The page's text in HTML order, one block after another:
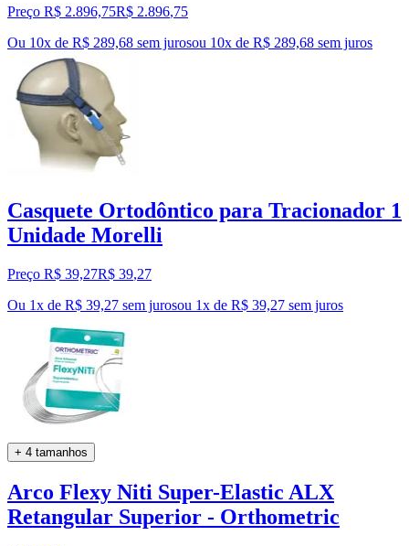
Preço R$ 2.896,75R$ 2.896,75
Ou 10x de R$ 289,68 sem jurosou 10x de R$ 289,68 sem juros
Casquete Ortodôntico para Tracionador 1
Unidade Morelli
Preço R$ 39,27R$ 39,27
Ou 1x de R$ 39,27 sem jurosou 1x de R$ 39,27 sem juros
+ 4 tamanhos
Arco Flexy Niti Super-Elastic ALX
Retangular Superior - Orthometric